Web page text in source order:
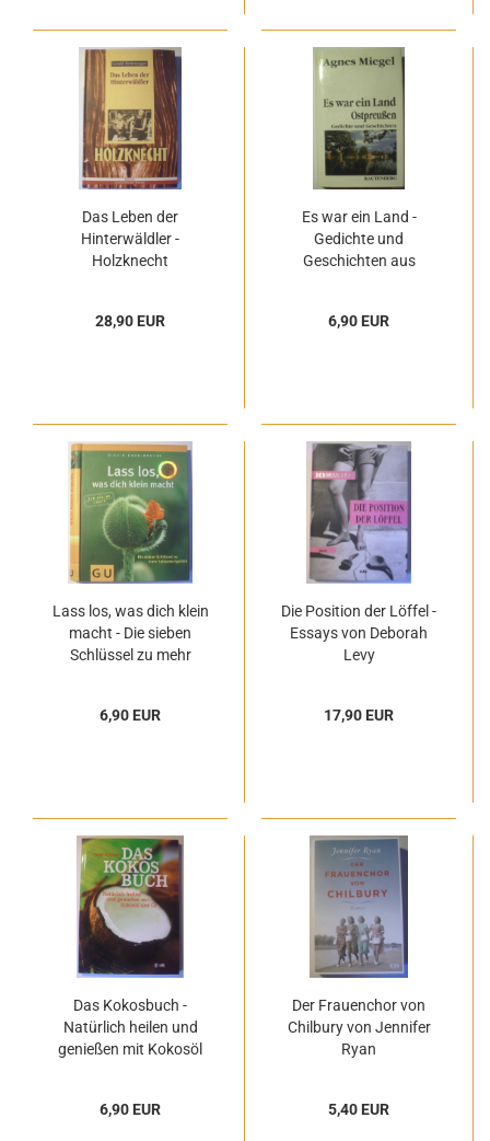
Das Leben der
Hinterwäldler -
Holzknecht
Rettenegger
28,90 EUR
Es war ein Land -
Gedichte und
Geschichten aus
6,90 EUR
Lass los, was dich klein
macht - Die sieben
Schlüssel zu mehr
6,90 EUR
Die Position der Löffel -
Essays von Deborah
Levy
17,90 EUR
Das Kokosbuch -
Natürlich heilen und
genießen mit Kokosöl
6,90 EUR
Der Frauenchor von
Chilbury von Jennifer
Ryan
5,40 EUR